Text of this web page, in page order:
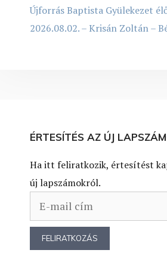
Újforrás Baptista Gyülekezet
2026.08.02. – Krisán Zoltán –
ÉRTESÍTÉS AZ ÚJ
Ha itt feliratkozik, értesítést
új lapszámokról.